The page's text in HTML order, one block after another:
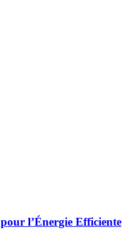
l’Énergie Efficiente